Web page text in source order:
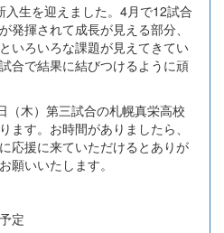
生を迎えました。4月で12試合
発揮されて成長が見える部分、
いろいろな課題が見えてきてい
合で結果に結びつけるように頑
木）第三試合の札幌真栄高校
ます。お時間がありましたら、
応援に来ていただけるとありが
願いいたします。
定